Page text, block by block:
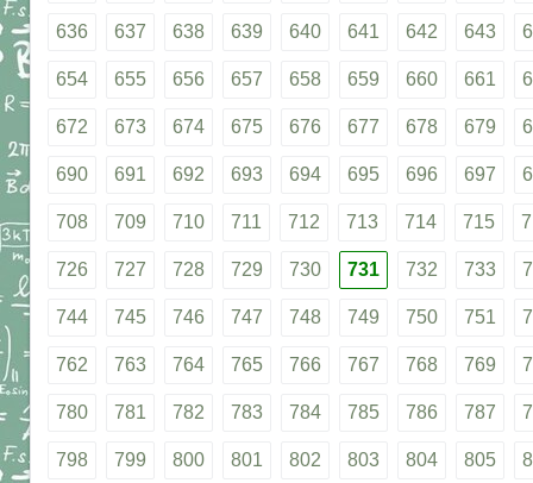
636 637 638 639 640 641 642 643
654 655 656 657 658 659 660 661
672 673 674 675 676 677 678 679
690 691 692 693 694 695 696 697
708 709 710 711 712 713 714 715
726 727 728 729 730 731 732 733
744 745 746 747 748 749 750 751
762 763 764 765 766 767 768 769
780 781 782 783 784 785 786 787
798 799 800 801 802 803 804 805